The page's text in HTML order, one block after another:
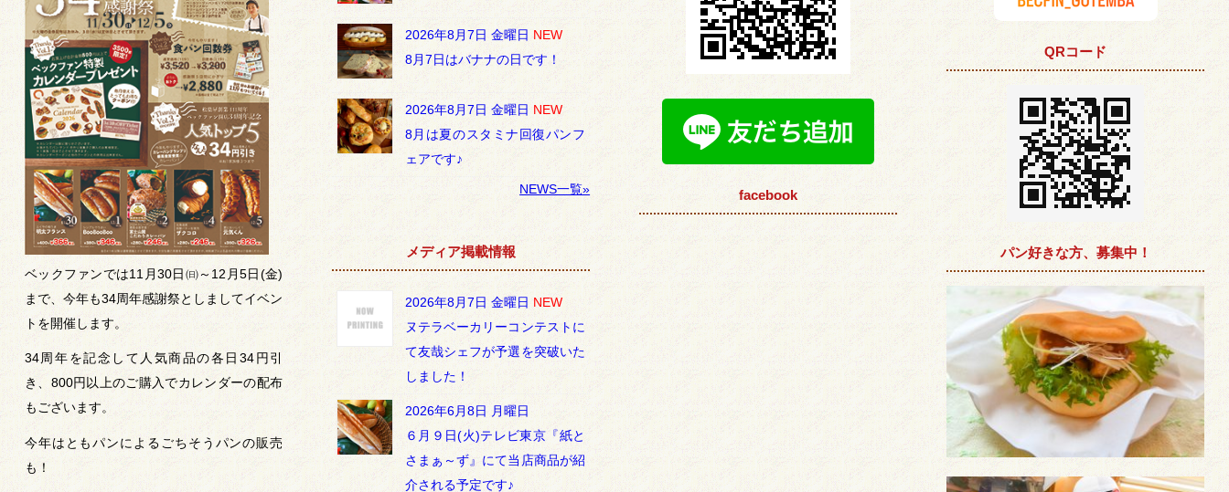
ベックファンでは11月30日㈰～12月5日(金)
まで、今年も34周年感謝祭としましてイベン
トを開催します。
34周年を記念して人気商品の各日34円引
き、800円以上のご購入でカレンダーの配布
もございます。
今年はともパンによるごちそうパンの販売
も！
2026年8月7日 金曜日 NEW
8月7日はバナナの日です！
2026年8月7日 金曜日 NEW
8月は夏のスタミナ回復パンフ
ェアです♪
NEWS一覧»
メディア掲載情報
2026年8月7日 金曜日 NEW
ヌテラベーカリーコンテストに
て友哉シェフが予選を突破いた
しました！
2026年6月8日 月曜日
６月９日(火)テレビ東京『紙と
さまぁ～ず』にて当店商品が紹
介される予定です♪
facebook
QRコード
パン好きな方、募集中！